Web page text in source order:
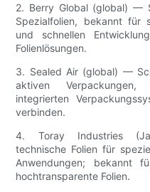
2. Berry Global (global) —
Spezialfolien, bekannt für
und schnellen
Folienlösungen.
3. Sealed Air (global) —
aktiven
integrierten
verbinden.
4. Toray Industries
technische Folien für
Anwendungen; bekannt
hochtransparente Folien.